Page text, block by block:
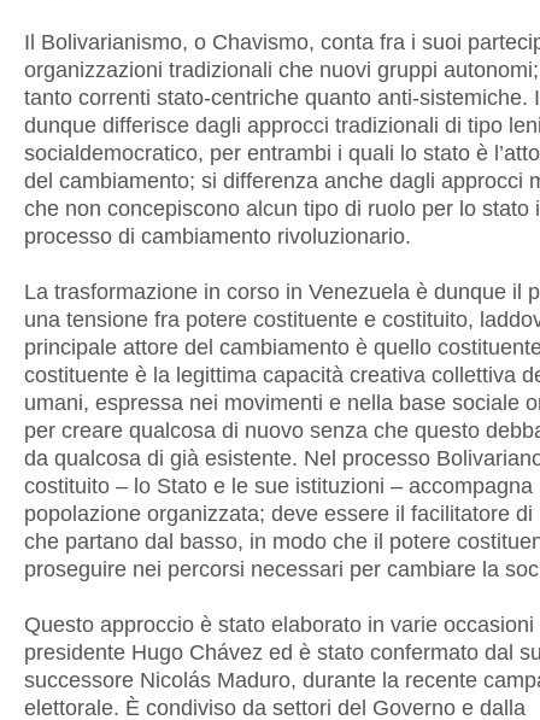
Il Bolivarianismo, o Chavismo, conta fra i suoi
organizzazioni tradizionali che nuovi gruppi
tanto correnti stato-centriche quanto anti-sistemiche.
dunque differisce dagli approcci tradizionali di tipo
socialdemocratico, per entrambi i quali lo stato è
del cambiamento; si differenza anche dagli approcci
che non concepiscono alcun tipo di ruolo per lo stato
processo di cambiamento rivoluzionario.
La trasformazione in corso in Venezuela è dunque il
una tensione fra potere costituente e costituito,
principale attore del cambiamento è quello
costituente è la legittima capacità creativa collettiva
umani, espressa nei movimenti e nella base sociale
per creare qualcosa di nuovo senza che questo
da qualcosa di già esistente. Nel processo
costituito – lo Stato e le sue istituzioni – accompagna
popolazione organizzata; deve essere il facilitatore di
che partano dal basso, in modo che il potere
proseguire nei percorsi necessari per cambiare la
Questo approccio è stato elaborato in varie occasioni
presidente Hugo Chávez ed è stato confermato dal
successore Nicolás Maduro, durante la recente
elettorale. È condiviso da settori del Governo e dalla